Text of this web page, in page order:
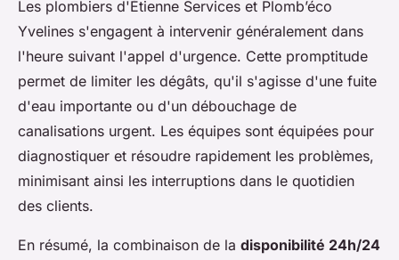
Les plombiers d'Étienne Services et Plomb’éco
Yvelines s'engagent à intervenir généralement dans
l'heure suivant l'appel d'urgence. Cette promptitude
permet de limiter les dégâts, qu'il s'agisse d'une fuite
d'eau importante ou d'un débouchage de
canalisations urgent. Les équipes sont équipées pour
diagnostiquer et résoudre rapidement les problèmes,
minimisant ainsi les interruptions dans le quotidien
des clients.
En résumé, la combinaison de la disponibilité 24h/24